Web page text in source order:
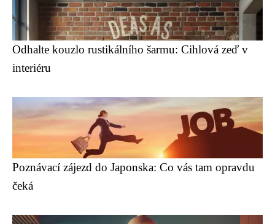
Odhalte kouzlo rustikálního šarmu: Cihlová zeď v
interiéru
Poznávací zájezd do Japonska: Co vás tam opravdu
čeká